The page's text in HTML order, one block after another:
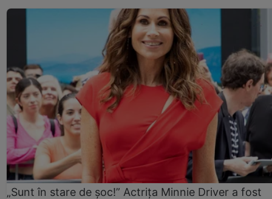
„Sunt în stare de șoc!” Actrița Minnie Driver a fost